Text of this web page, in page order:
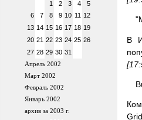
1 2 3 4
5
6
7 8 9 10 11 12
13 14 15 16 17 18 19
20 21 22 23 24 25 26
27 28 29 30 31
Апрель 2002
Март 2002
Февраль 2002
Январь 2002
архив за 2003 г.
В